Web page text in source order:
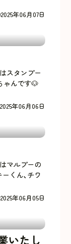
2025年06月07日
年06月06日
スタンプー
ゃんです🐶
2025年06月05日
マルプーの
くん、チワ
いたし